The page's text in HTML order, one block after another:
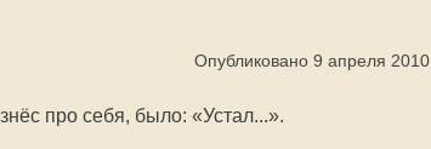
Опубликовано 9 апреля 2010
про себя, было: «Устал...».